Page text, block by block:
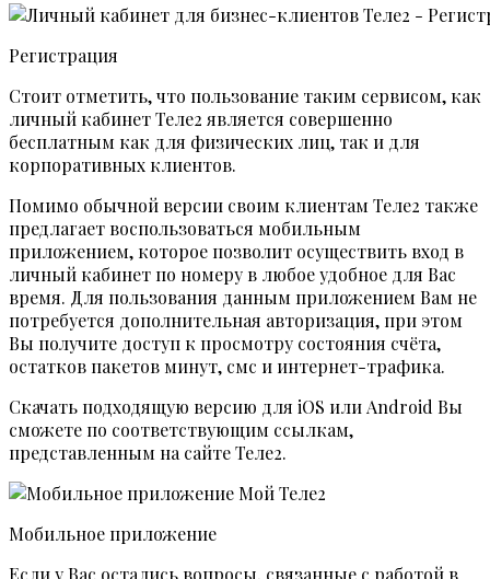
Регистрация
Стоит отметить, что пользование таким сервисом, как
личный кабинет Теле2 является совершенно
бесплатным как для физических лиц, так и для
корпоративных клиентов.
Помимо обычной версии своим клиентам Теле2 также
предлагает воспользоваться мобильным
приложением, которое позволит осуществить вход в
личный кабинет по номеру в любое удобное для Вас
время. Для пользования данным приложением Вам не
потребуется дополнительная авторизация, при этом
Вы получите доступ к просмотру состояния счёта,
остатков пакетов минут, смс и интернет-трафика.
Скачать подходящую версию для iOS или Android Вы
сможете по соответствующим ссылкам,
представленным на сайте Теле2.
Мобильное приложение